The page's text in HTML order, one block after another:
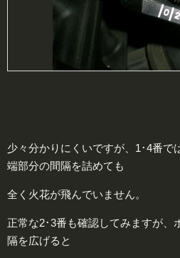
少々分かりにくいですが、1･4番で
端部分の間隔を詰めても
全く火花が飛んでいません。
正常な2･3番も確認してみますが、
隔を広げると